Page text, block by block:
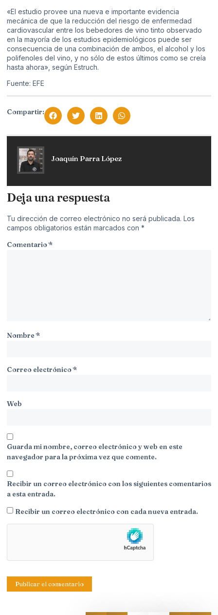
«El estudio provee una nueva e importante evidencia
mecánica de que la reducción del riesgo de enfermedad
cardiovascular entre los bebedores de vino tinto observado
en la mayoría de los estudios epidemiológicos puede ser
consecuencia de una combinación de ambos, el alcohol y los
polifenoles del vino, y no sólo de estos últimos como se creía
hasta ahora», según Estruch.
Fuente: EFE
Compartir:
Joaquín Parra López
Deja una respuesta
Tu dirección de correo electrónico no será publicada. Los
campos obligatorios están marcados con *
Comentario*
Nombre*
Correo electrónico*
Web
Guarda mi nombre, correo electrónico y web en este
navegador para la próxima vez que comente.
Recibir un correo electrónico con los siguientes comentarios
a esta entrada.
Recibir un correo electrónico con cada nueva entrada.